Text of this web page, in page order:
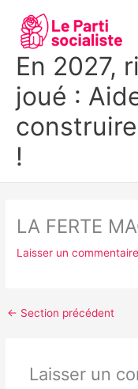
contenu
En 2027,
joué :
!
LA FERTE
Laisser un commentaire
← Section précédent
Laisser un